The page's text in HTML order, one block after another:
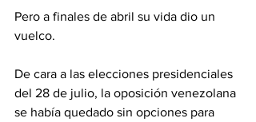
Pero a finales de abril su vida dio un
vuelco.
De cara a las elecciones presidenciales
del 28 de julio, la oposición venezolana
se había quedado sin opciones para